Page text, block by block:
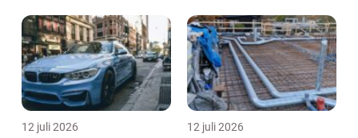
12 juli 2026 12 juli 2026